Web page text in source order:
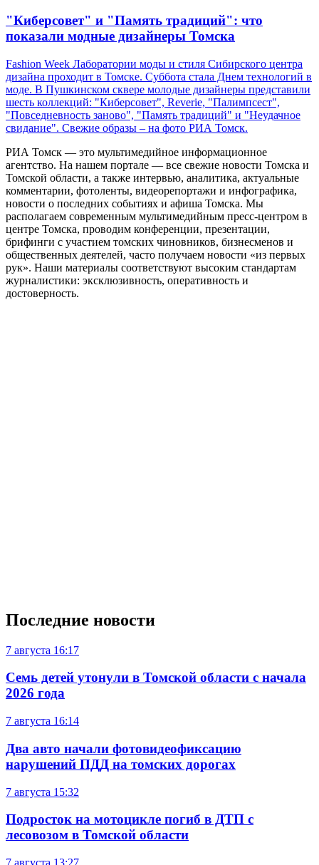
"Киберсовет" и "Память традиций": что
показали модные дизайнеры Томска
Fashion Week Лаборатории моды и стиля Сибирского центра
дизайна проходит в Томске. Суббота стала Днем технологий в
моде. В Пушкинском сквере молодые дизайнеры представили
шесть коллекций: "Киберсовет", Reverie, "Палимпсест",
"Повседневность заново", "Память традиций" и "Неудачное
свидание". Свежие образы – на фото РИА Томск.
РИА Томск — это мультимедийное информационное
агентство. На нашем портале — все свежие новости Томска и
Томской области, а также интервью, аналитика, актуальные
комментарии, фотоленты, видеорепортажи и инфографика,
новости о последних событиях и афиша Томска. Мы
располагаем современным мультимедийным пресс-центром в
центре Томска, проводим конференции, презентации,
брифинги с участием томских чиновников, бизнесменов и
общественных деятелей, часто получаем новости «из первых
рук». Наши материалы соответствуют высоким стандартам
журналистики: эксклюзивность, оперативность и
достоверность.
Последние новости
7 августа 16:17
Семь детей утонули в Томской области с начала
2026 года
7 августа 16:14
Два авто начали фотовидеофиксацию
нарушений ПДД на томских дорогах
7 августа 15:32
Подросток на мотоцикле погиб в ДТП с
лесовозом в Томской области
7 августа 13:27